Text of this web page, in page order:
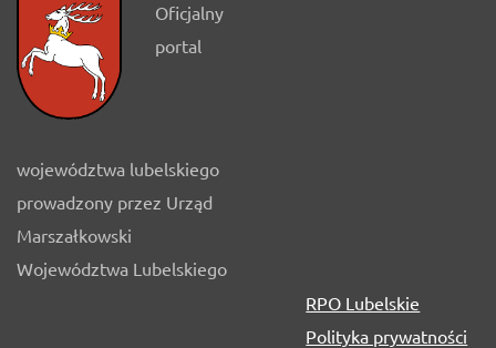
Oficjalny
portal
województwa lubelskiego
prowadzony przez Urząd
Marszałkowski
Województwa Lubelskiego
RPO Lubelskie
Polityka prywatności